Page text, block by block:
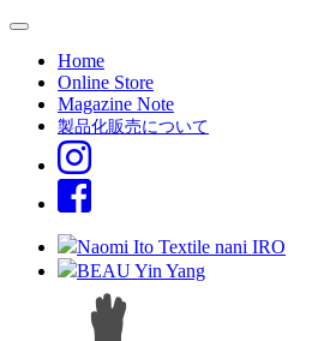
Home
Online Store
Magazine Note
製品化販売について
Naomi Ito Textile nani IRO
BEAU Yin Yang